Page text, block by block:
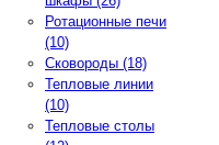
Ротационные печи
(10)
Сковороды (18)
Тепловые линии
(10)
Тепловые столы